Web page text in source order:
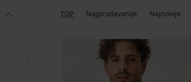
TOP Najprodavanije Najnovije